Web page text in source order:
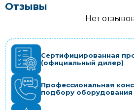
Отзывы
Нет
Сертифицированная
(официальный дилер)
Профессиональная
подбору оборудования